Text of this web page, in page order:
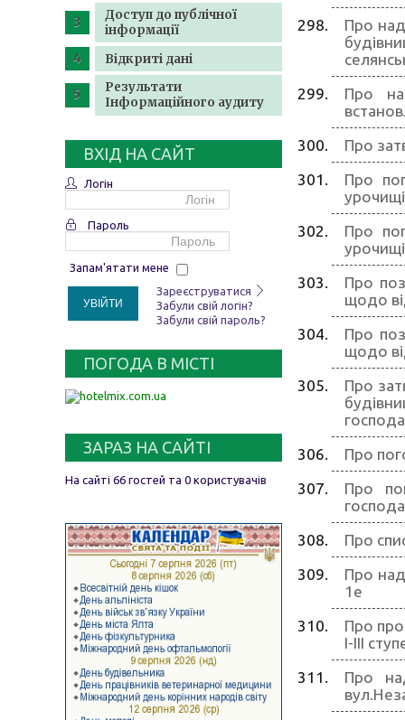
Доступ до публічної
інформації
Відкриті дані
Результати
Інформаційного аудиту
ВХІД НА САЙТ
Логін
Пароль
Запам'ятати мене
УВІЙТИ
Зареєструватися
Забули свій логін?
Забули свій пароль?
ПОГОДА В МІСТІ
ЗАРАЗ НА САЙТІ
На сайті 66 гостей та 0 користувачів
Про
Про
Про
Про
Про
Про
щодо
Про
щодо
Про
Про
Про
Про
Про
1е
Про
І-ІІІ
Про